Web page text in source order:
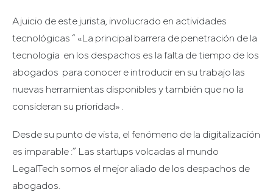
A juicio de este jurista, involucrado en actividades
tecnológicas “ «La principal barrera de penetración de la
tecnología en los despachos es la falta de tiempo de los
abogados para conocer e introducir en su trabajo las
nuevas herramientas disponibles y también que no la
consideran su prioridad» .
Desde su punto de vista, el fenómeno de la digitalización
es imparable :” Las startups volcadas al mundo
LegalTech somos el mejor aliado de los despachos de
abogados.